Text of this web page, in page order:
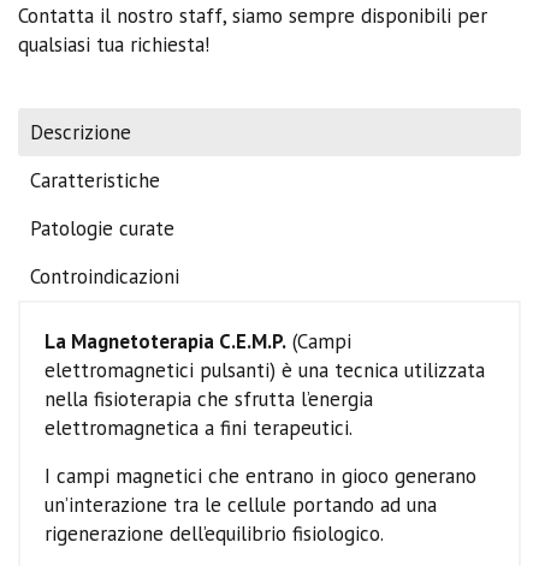
Contatta il nostro staff, siamo sempre disponibili per
qualsiasi tua richiesta!
Descrizione
Caratteristiche
Patologie curate
Controindicazioni
La Magnetoterapia C.E.M.P. (Campi
elettromagnetici pulsanti) è una tecnica utilizzata
nella fisioterapia che sfrutta l’energia
elettromagnetica a fini terapeutici.
I campi magnetici che entrano in gioco generano
un’interazione tra le cellule portando ad una
rigenerazione dell’equilibrio fisiologico.